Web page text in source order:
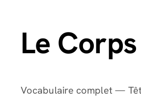
Le
Vocabulaire complet —